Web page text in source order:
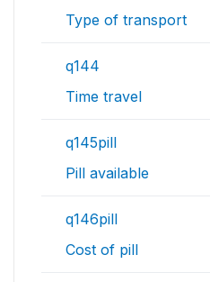
Type of transport
q144
Time travel
q145pill
Pill available
q146pill
Cost of pill